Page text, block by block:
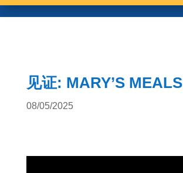
见证: MARY’S MEALS
08/05/2025